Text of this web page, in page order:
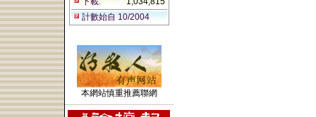
計數始自 10/2004
本網站慎重推薦聯網